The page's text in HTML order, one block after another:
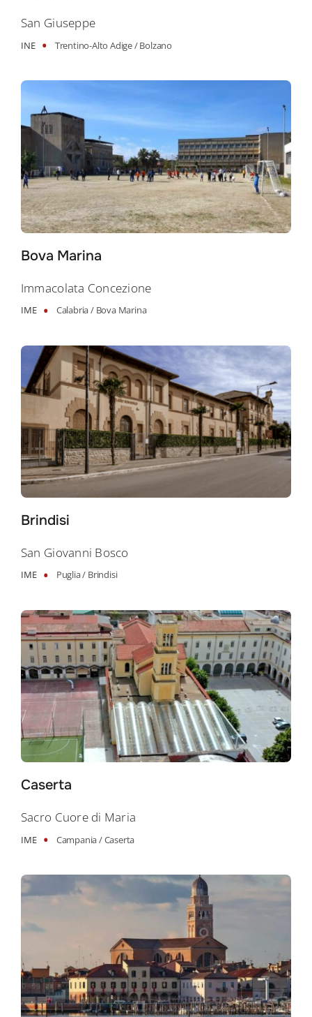
San Giuseppe
INE • Trentino-Alto Adige /Bolzano
Bova Marina
Immacolata Concezione
IME • Calabria / Bova Marina
Brindisi
San Giovanni Bosco
IME • Puglia / Brindisi
Caserta
Sacro Cuore di Maria
IME • Campania /Caserta